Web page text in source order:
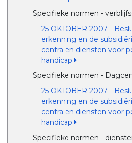
Specifieke normen -
25 OKTOBER 2007 -
erkenning en de
centra en diensten voor
handicap
Specifieke normen -
25 OKTOBER 2007 -
erkenning en de
centra en diensten voor
handicap
Specifieke normen -